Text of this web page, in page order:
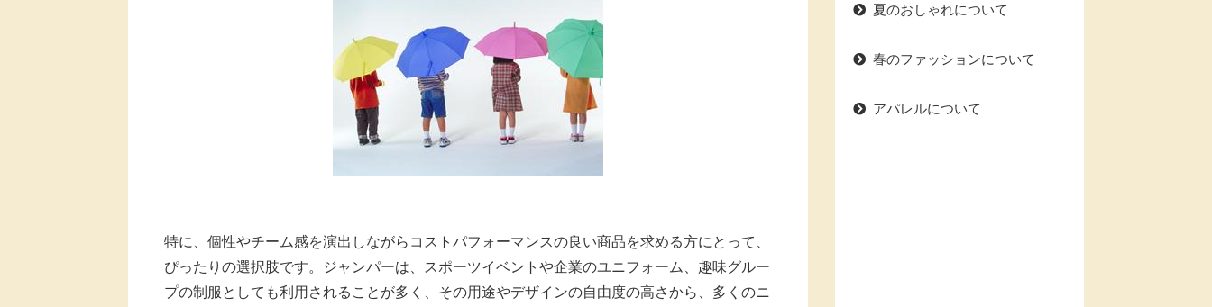
特に、個性やチーム感を演出しながらコストパフォーマンスの良い商品を求める方にとって、
ぴったりの選択肢です。ジャンパーは、スポーツイベントや企業のユニフォーム、趣味グルー
プの制服としても利用されることが多く、その用途やデザインの自由度の高さから、多くのニ
夏のおしゃれについて
春のファッションについて
アパレルについて